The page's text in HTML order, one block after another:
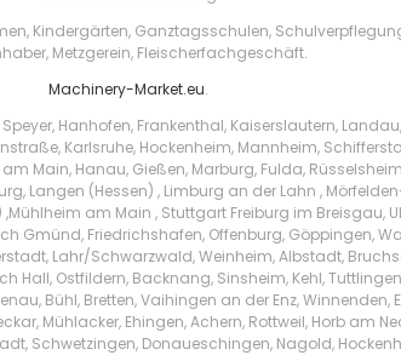
Kindergärten, Ganztagsschulen,
Metzgerein, Fleischerfachgeschäft.
Machinery-Market.eu.
Hanhofen, Frankenthal, Kaiserslautern,
Karlsruhe, Hockenheim, Mannheim,
Main, Hanau, Gießen, Marburg, Fulda,
Langen (Hessen) , Limburg an der Lahn ,
am Main , Stuttgart Freiburg im Breisgau,
Gmünd, Friedrichshafen, Offenburg, Göppingen,
Lahr/Schwarzwald, Weinheim, Albstadt,
Hall, Ostfildern, Backnang, Sinsheim, Kehl,
Bühl, Bretten, Vaihingen an der Enz,
Mühlacker, Ehingen, Achern, Rottweil, Horb am
Schwetzingen, Donaueschingen, Nagold,